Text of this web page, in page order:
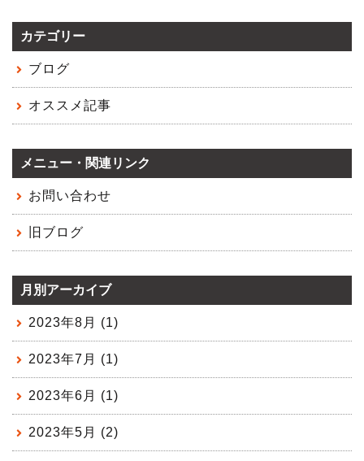
カテゴリー
ブログ
オススメ記事
メニュー・関連リンク
お問い合わせ
旧ブログ
月別アーカイブ
2023年8月 (1)
2023年7月 (1)
2023年6月 (1)
2023年5月 (2)